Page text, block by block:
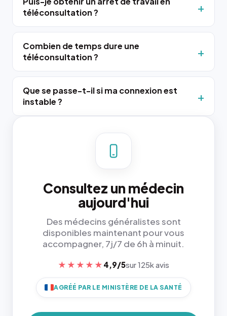
téléconsultation ?
Combien de temps dure une
téléconsultation ?
Que se passe-t-il si ma connexion est
instable ?
Consultez un médecin
aujourd'hui
Des médecins généralistes sont
disponibles maintenant pour vous
accompagner, 7j/7 de 6h à minuit.
★★★★★ 4,9/5sur 125k avis
AGRÉÉ PAR LE MINISTÈRE DE LA SANTÉ